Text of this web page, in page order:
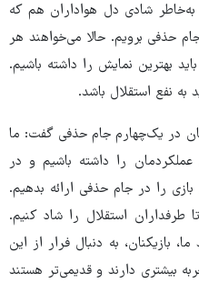
شادی دل هواداران هم که
حذفی برویم. حالا می‌خواهند هر
بهترین نمایش را داشته باشیم.
به نفع استقلال باشد.
در یک‌چهارم جام حذفی گفت: ما
را داشته باشیم و در
را در جام حذفی ارائه بدهیم.
طرفداران استقلال را شاد کنیم.
بازیکنان، به دنبال فرار از این
بیشتری دارند و قدیمی‌تر هستند